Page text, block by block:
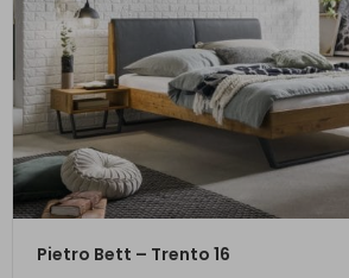
Pietro Bett – Trento 16